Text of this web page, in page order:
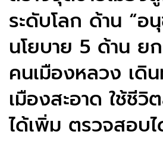
ระดับโลก ด้าน “อ
นโยบาย 5 ด้าน ย
คนเมืองหลวง เดิ
เมืองสะอาด ใช้ชีวิ
ได้เพิ่ม ตรวจสอบ